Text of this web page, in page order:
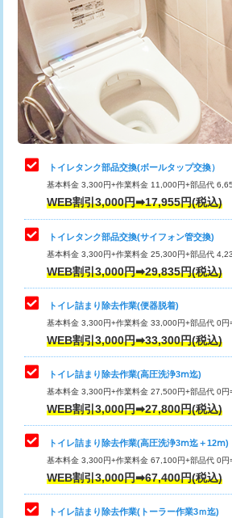
トイレタンク部品交換(ボールタップ交換）
基本料金 3,300円+作業料金 11,000円+部品代
WEB割引3,000円➡17,955円(税込)
トイレタンク部品交換(サイフォン管交換)
基本料金 3,300円+作業料金 25,300円+部品代
WEB割引3,000円➡29,835円(税込)
トイレ詰まり除去作業(便器脱着)
基本料金 3,300円+作業料金 33,000円+部品代 0円
WEB割引3,000円➡33,300円(税込)
トイレ詰まり除去作業(高圧洗浄3ⅿ迄)
基本料金 3,300円+作業料金 27,500円+部品代 0円
WEB割引3,000円➡27,800円(税込)
トイレ詰まり除去作業(高圧洗浄3ⅿ迄＋12ⅿ)
基本料金 3,300円+作業料金 67,100円+部品代 0円
WEB割引3,000円➡67,400円(税込)
トイレ詰まり除去作業(トーラー作業3ｍ迄)